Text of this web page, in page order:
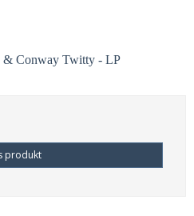
& Conway Twitty - LP
produkt